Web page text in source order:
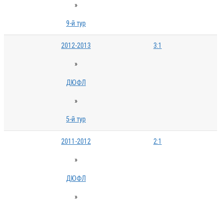
»
9-й тур
2012-2013
»
ДЮФЛ
»
5-й тур
3:1
2011-2012
»
ДЮФЛ
»
2:1